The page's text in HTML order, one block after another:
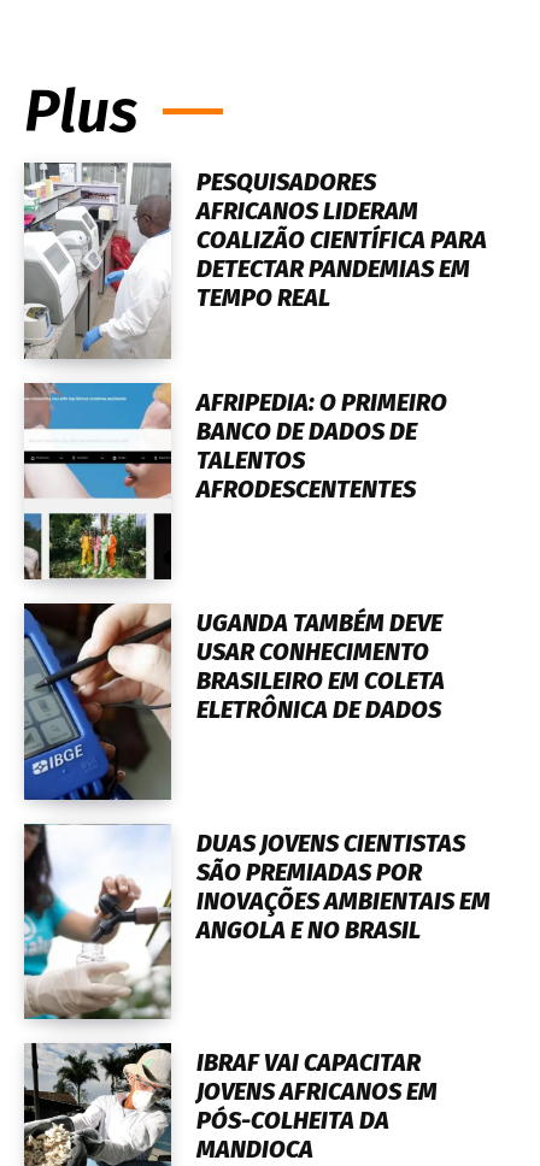
Plus
PESQUISADORES
AFRICANOS LIDERAM
COALIZÃO CIENTÍFICA PARA
DETECTAR PANDEMIAS EM
TEMPO REAL
AFRIPEDIA: O PRIMEIRO
BANCO DE DADOS DE
TALENTOS
AFRODESCENTENTES
UGANDA TAMBÉM DEVE
USAR CONHECIMENTO
BRASILEIRO EM COLETA
ELETRÔNICA DE DADOS
DUAS JOVENS CIENTISTAS
SÃO PREMIADAS POR
INOVAÇÕES AMBIENTAIS EM
ANGOLA E NO BRASIL
IBRAF VAI CAPACITAR
JOVENS AFRICANOS EM
PÓS-COLHEITA DA
MANDIOCA